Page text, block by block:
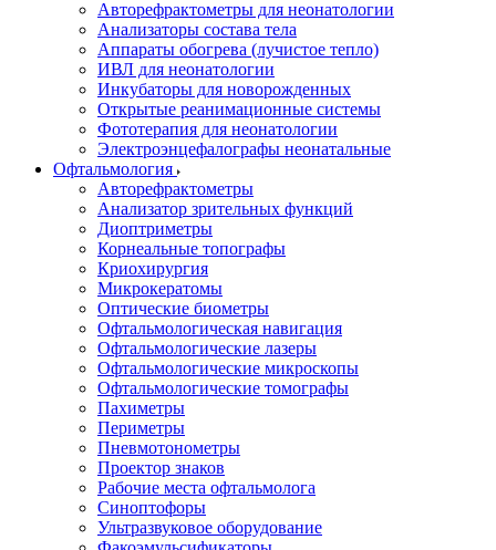
Авторефрактометры для неонатологии
Анализаторы состава тела
Аппараты обогрева (лучистое тепло)
ИВЛ для неонатологии
Инкубаторы для новорожденных
Открытые реанимационные системы
Фототерапия для неонатологии
Электроэнцефалографы неонатальные
Офтальмология
Авторефрактометры
Анализатор зрительных функций
Диоптриметры
Корнеальные топографы
Криохирургия
Микрокератомы
Оптические биометры
Офтальмологическая навигация
Офтальмологические лазеры
Офтальмологические микроскопы
Офтальмологические томографы
Пахиметры
Периметры
Пневмотонометры
Проектор знаков
Рабочие места офтальмолога
Синоптофоры
Ультразвуковое оборудование